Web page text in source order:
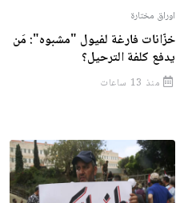
اوراق مختارة
خزّانات فارغة لفيول "مشبوه": مَن
يدفع كلفة الترحيل؟
منذ 13 ساعات